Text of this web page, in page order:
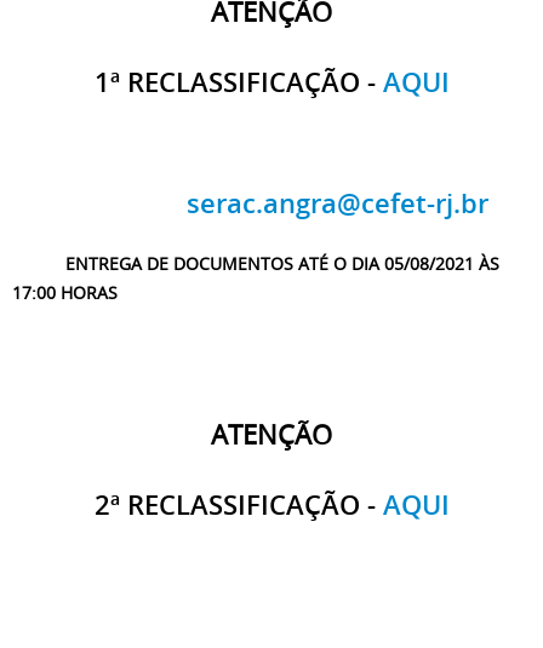
ATENÇÃO
1ª RECLASSIFICAÇÃO - AQUI
serac.angra@cefet-rj.br
ENTREGA DE DOCUMENTOS ATÉ O DIA 05/08/2021 ÀS
17:00 HORAS
ATENÇÃO
2ª RECLASSIFICAÇÃO - AQUI